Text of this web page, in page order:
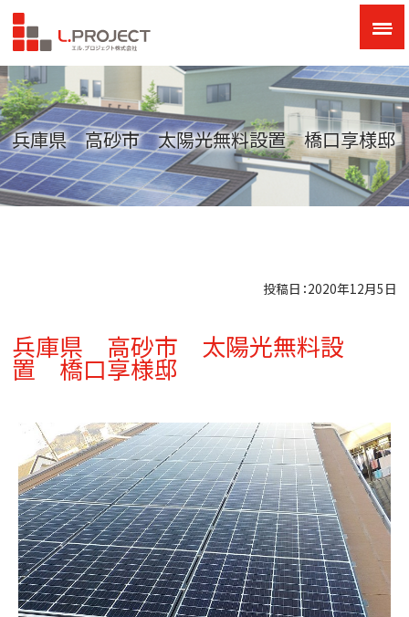
兵庫県 高砂市 太陽光無料設置 橋口享様邸
投稿日：2020年12月5日
兵庫県 高砂市 太陽光無料設
置 橋口享様邸